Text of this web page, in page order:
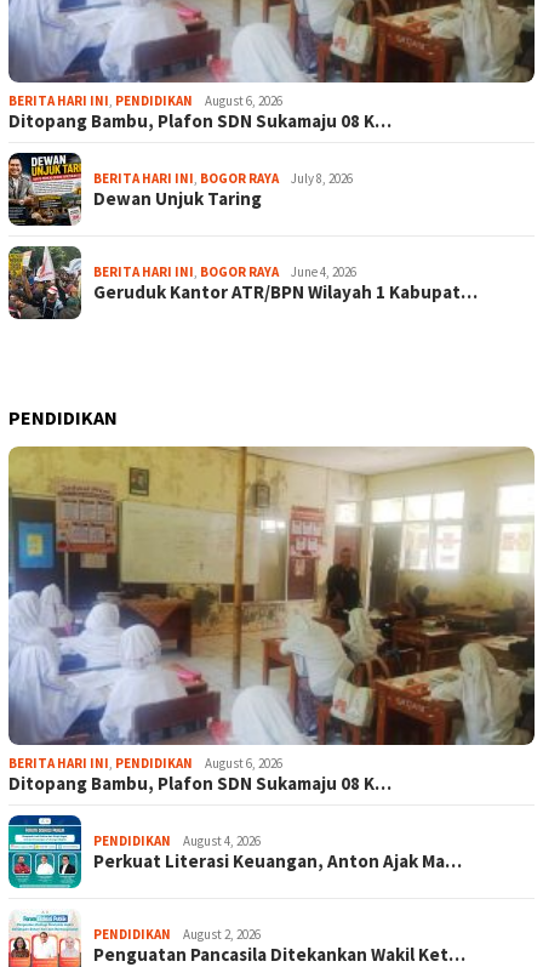
BERITA HARI INI, PENDIDIKAN August 6, 2026
Ditopang Bambu, Plafon SDN Sukamaju 08 K…
BERITA HARI INI, BOGOR RAYA July 8, 2026
Dewan Unjuk Taring
BERITA HARI INI, BOGOR RAYA June 4, 2026
Geruduk Kantor ATR/BPN Wilayah 1 Kabupat…
PENDIDIKAN
BERITA HARI INI, PENDIDIKAN August 6, 2026
Ditopang Bambu, Plafon SDN Sukamaju 08 K…
PENDIDIKAN August 4, 2026
Perkuat Literasi Keuangan, Anton Ajak Ma…
PENDIDIKAN August 2, 2026
Penguatan Pancasila Ditekankan Wakil Ket…